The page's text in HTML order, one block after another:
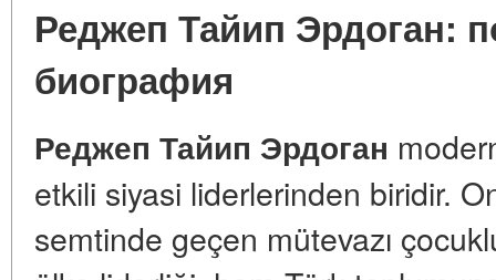
Реджеп Тайип Эрдоган:
биография
Реджеп Тайип Эрдоган
etkili siyasi liderlerinden biridir.
semtinde geçen mütevazı